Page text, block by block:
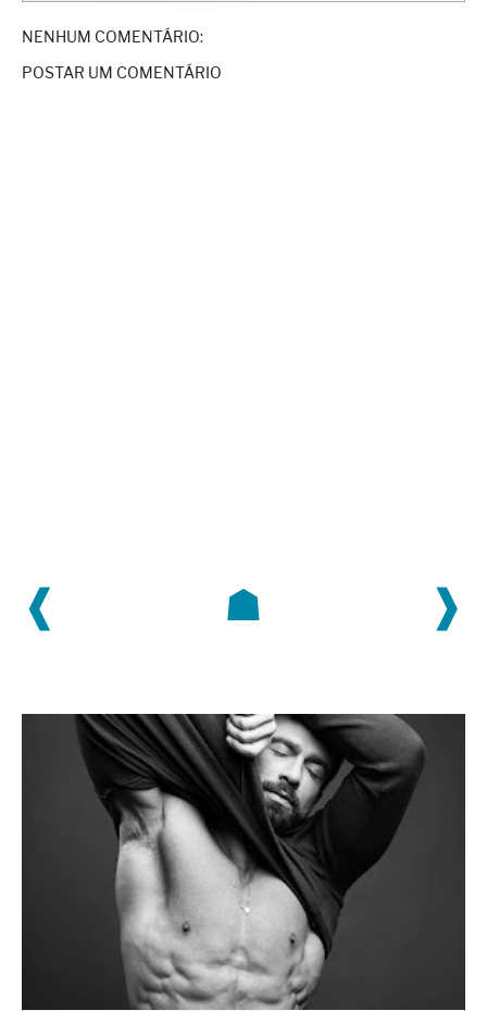
NENHUM COMENTÁRIO:
POSTAR UM COMENTÁRIO
❰ ❱
☗